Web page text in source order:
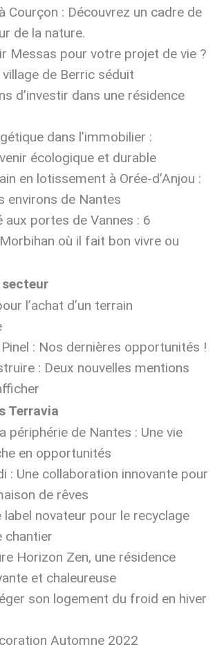
Courçon : Découvrez un cadre de
de la nature.
Messas pour votre projet de vie ?
village de Berric séduit
d’investir dans une résidence
dans l’immobilier :
écologique et durable
en lotissement à Orée-d’Anjou :
environs de Nantes
aux portes de Vannes : 6
où il fait bon vivre ou
l’achat d’un terrain
: Nos dernières opportunités !
: Deux nouvelles mentions
Terravia
périphérie de Nantes : Une vie
en opportunités
: Une collaboration innovante pour
de rêves
label novateur pour le recyclage
chantier
Horizon Zen, une résidence
et chaleureuse
son logement du froid en hiver
Automne 2022